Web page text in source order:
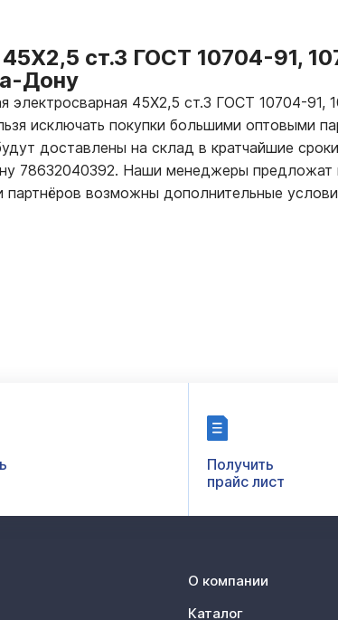
ст.3 ГОСТ 10704-91,
Дону
электросварная 45Х2,5 ст.3 ГОСТ 10704-91,
исключать покупки большими оптовыми
доставлены на склад в кратчайшие
78632040392. Наши менеджеры
возможны дополнительные
Получить
прайс лист
О компании
Каталог